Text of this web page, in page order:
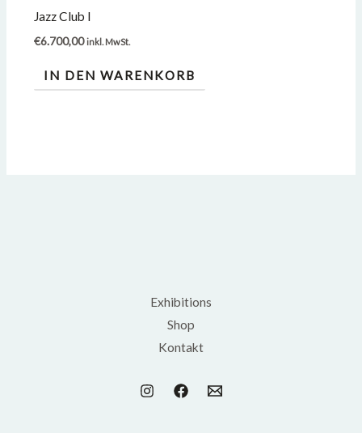
Jazz Club I
€6.700,00 inkl. MwSt.
IN DEN WARENKORB
Exhibitions
Shop
Kontakt